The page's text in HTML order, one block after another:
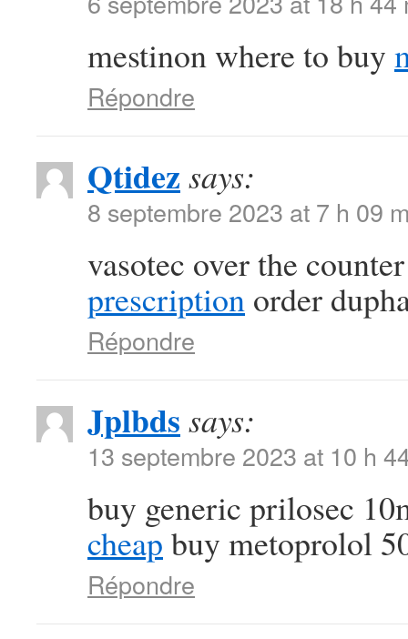
mestinon where to buy
Répondre
Qtidez says:
8 septembre 2023 at 7 h 09
vasotec over the
prescription order
Répondre
Jplbds says:
13 septembre 2023 at 10 h
buy generic prilosec
cheap buy metoprolol
Répondre